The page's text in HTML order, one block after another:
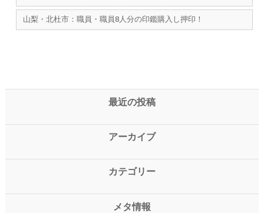
山梨・北杜市：職員・職員8人分の印鑑購入し押印！
最近の投稿
アーカイブ
カテゴリー
メタ情報